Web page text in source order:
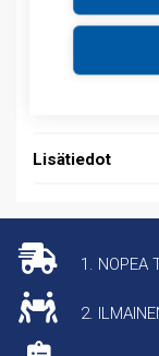
Tuotekoodit
Tilauskoodi:
Lisätiedot
1. NOPEA
2.